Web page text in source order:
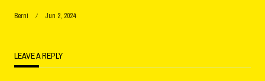
Berni Jun 2, 2024
LEAVE A REPLY